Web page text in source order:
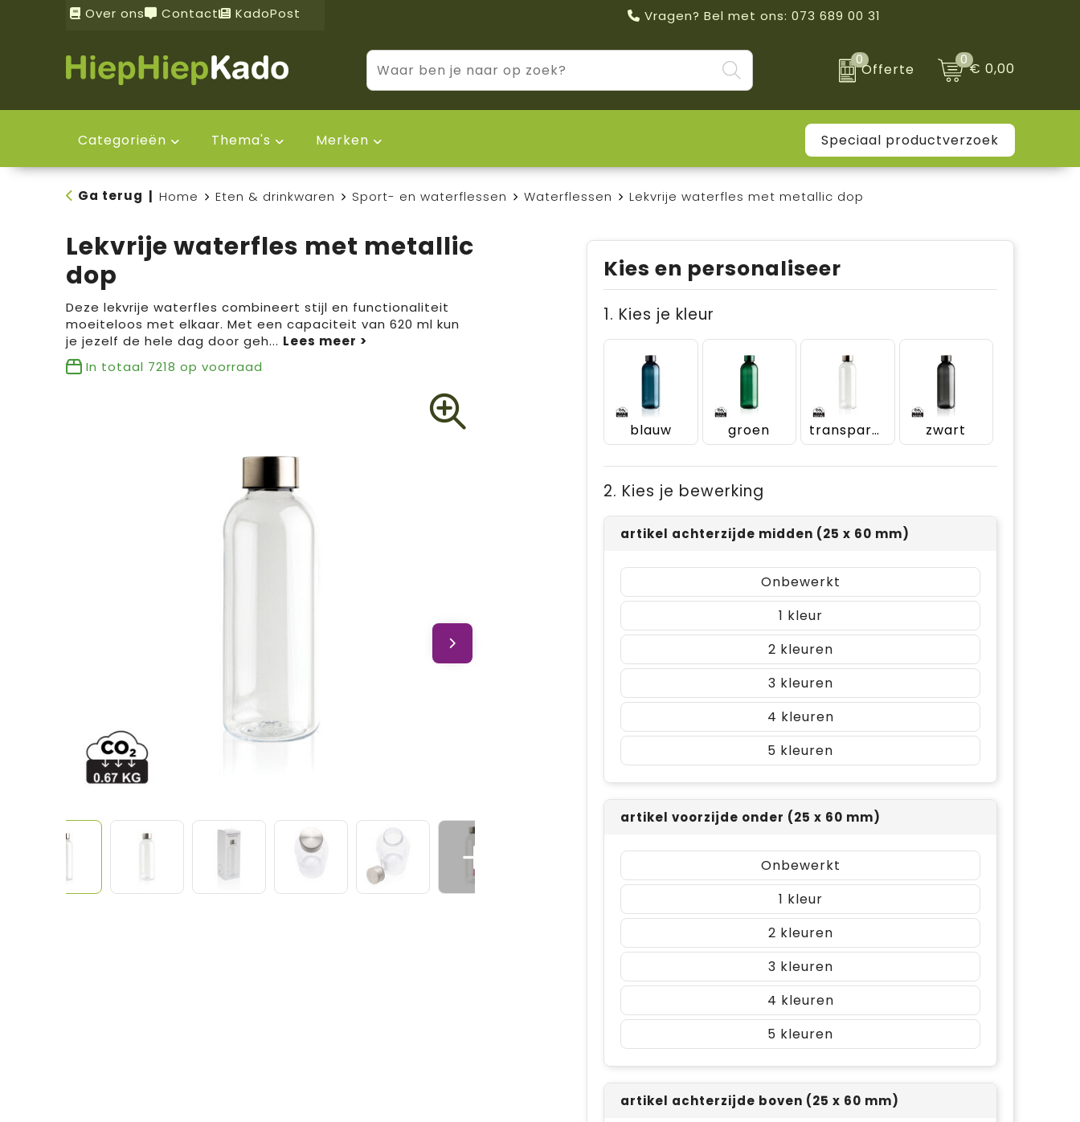
Over ons Contact KadoPost Vragen? Bel met ons: 073 689 00 31
0
Offerte
0€ 0,00
Categorieën Thema's Merken Speciaal productverzoek
Ga terug Home Eten & drinkwaren Sport- en waterflessen Waterflessen Lekvrije waterfles met metallic dop
Lekvrije waterfles met metallic
dop
Deze lekvrije waterfles combineert stijl en functionaliteit
moeiteloos met elkaar. Met een capaciteit van 620 ml kun
je jezelf de hele dag door geh...
In totaal 7218 op voorraad
Kies en personaliseer
1. Kies je kleur
blauw groen transparant zwart
2. Kies je bewerking
artikel achterzijde midden (25 x 60 mm)
Onbewerkt
1
2
3
4
5
artikel voorzijde onder (25 x 60 mm)
Onbewerkt
1
2
3
4
5
artikel achterzijde boven (25 x 60 mm)